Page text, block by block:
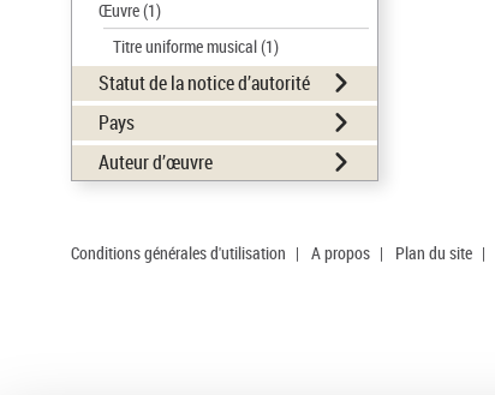
Œuvre(1)
Titre uniforme musical(1)
Statut de la notice d’autorité
Pays
Auteur d’œuvre
Conditions générales d'utilisation | A propos | Plan du site |